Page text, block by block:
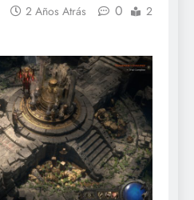
2 Años Atrás 0
2